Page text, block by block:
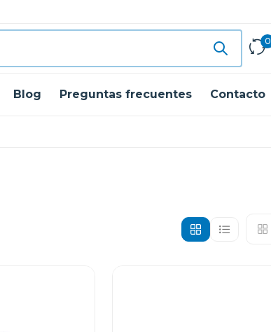
0
Blog Preguntas frecuentes Contacto